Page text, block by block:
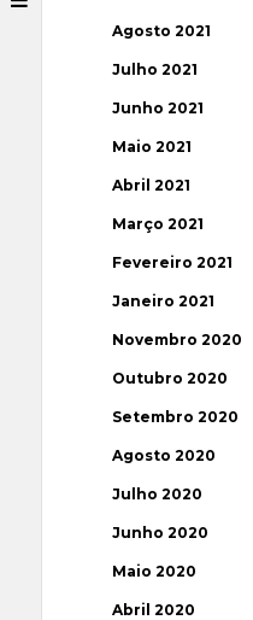
Agosto 2021
Julho 2021
Junho 2021
Maio 2021
Abril 2021
Março 2021
Fevereiro 2021
Janeiro 2021
Novembro 2020
Outubro 2020
Setembro 2020
Agosto 2020
Julho 2020
Junho 2020
Maio 2020
Abril 2020